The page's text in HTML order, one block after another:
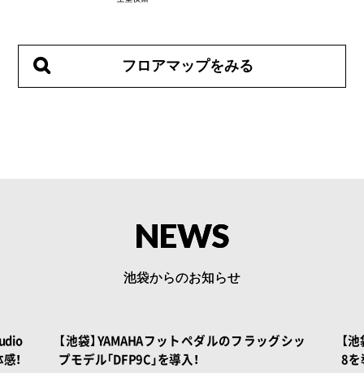
フロアマップをみる
NEWS
池袋からのお知らせ
ッ
【池袋店】YAMAHAステージピアノの傑作、CP8
8を導入致しました！
【